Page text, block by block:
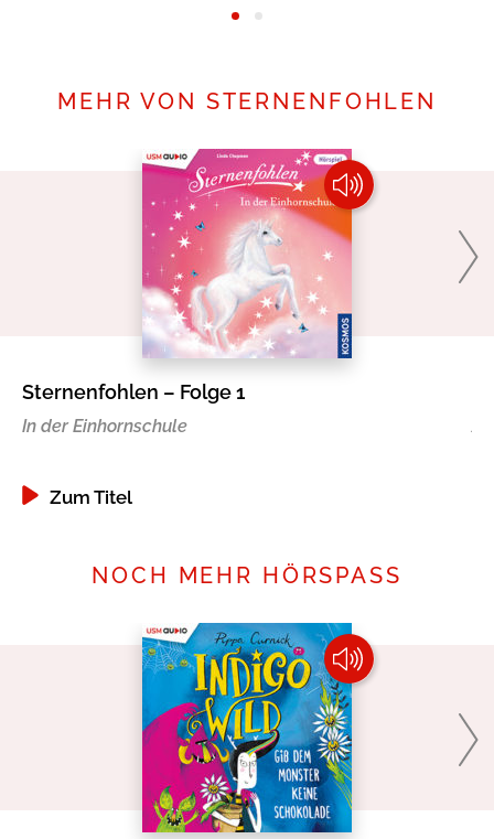
MEHR VON STERNENFOHLEN
Sternenfohlen – Folge 1
In der Einhornschule
Zum Titel
NOCH MEHR HÖRSPASS